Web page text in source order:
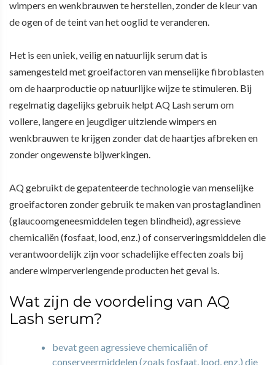
wimpers en wenkbrauwen te herstellen, zonder de kleur van
de ogen of de teint van het ooglid te veranderen.
Het is een uniek, veilig en natuurlijk serum dat is
samengesteld met groeifactoren van menselijke fibroblasten
om de haarproductie op natuurlijke wijze te stimuleren. Bij
regelmatig dagelijks gebruik helpt AQ Lash serum om
vollere, langere en jeugdiger uitziende wimpers en
wenkbrauwen te krijgen zonder dat de haartjes afbreken en
zonder ongewenste bijwerkingen.
AQ gebruikt de gepatenteerde technologie van menselijke
groeifactoren zonder gebruik te maken van prostaglandinen
(glaucoomgeneesmiddelen tegen blindheid), agressieve
chemicaliën (fosfaat, lood, enz.) of conserveringsmiddelen die
verantwoordelijk zijn voor schadelijke effecten zoals bij
andere wimperverlengende producten het geval is.
Wat zijn de voordeling van AQ
Lash serum?
bevat geen agressieve chemicaliën of
conserveermiddelen (zoals fosfaat, lood, enz.) die